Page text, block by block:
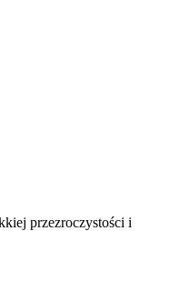
przezroczystości i